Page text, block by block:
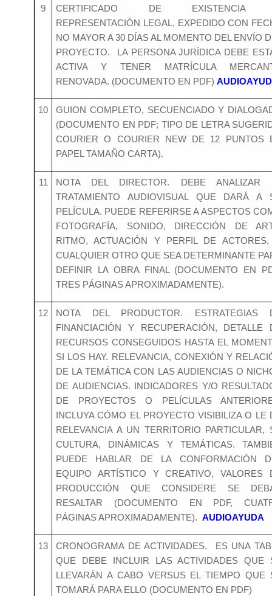
9
CERTIFICADO DE EXISTENCIA
REPRESENTACIÓN LEGAL, EXPEDIDO CON
NO MAYOR A 30 DÍAS AL MOMENTO DEL ENVÍO
PROYECTO. LA PERSONA JURÍDICA DEBE
ACTIVA Y TENER MATRÍCULA
RENOVADA. (DOCUMENTO EN PDF)
10
GUION COMPLETO, SECUENCIADO Y
(DOCUMENTO EN PDF; TIPO DE LETRA
COURIER O COURIER NEW DE 12 PUNTOS
PAPEL TAMAÑO CARTA).
11
NOTA DEL DIRECTOR. DEBE ANALIZAR
TRATAMIENTO AUDIOVISUAL QUE DARÁ A
PELÍCULA. PUEDE REFERIRSE A ASPECTOS
FOTOGRAFÍA, SONIDO, DIRECCIÓN DE
RITMO, ACTUACIÓN Y PERFIL DE
CUALQUIER OTRO QUE SEA DETERMINANTE
DEFINIR LA OBRA FINAL (DOCUMENTO EN
TRES PÁGINAS APROXIMADAMENTE).
12
NOTA DEL PRODUCTOR. ESTRATEGIAS
FINANCIACIÓN Y RECUPERACIÓN, DETALLE
RECURSOS CONSEGUIDOS HASTA EL
SI LOS HAY. RELEVANCIA, CONEXIÓN Y
DE LA TEMÁTICA CON LAS AUDIENCIAS O
DE AUDIENCIAS. INDICADORES Y/O
DE PROYECTOS O PELÍCULAS
INCLUYA CÓMO EL PROYECTO VISIBILIZA O LE
RELEVANCIA A UN TERRITORIO PARTICULAR,
CULTURA, DINÁMICAS Y TEMÁTICAS.
PUEDE HABLAR DE LA CONFORMACIÓN
EQUIPO ARTÍSTICO Y CREATIVO, VALORES
PRODUCCIÓN QUE CONSIDERE SE
RESALTAR (DOCUMENTO EN PDF,
PÁGINAS APROXIMADAMENTE). AUDIOAYUDA
13
CRONOGRAMA DE ACTIVIDADES. ES UNA
QUE DEBE INCLUIR LAS ACTIVIDADES QUE
LLEVARÁN A CABO VERSUS EL TIEMPO QUE
TOMARÁ PARA ELLO (DOCUMENTO EN PDF)